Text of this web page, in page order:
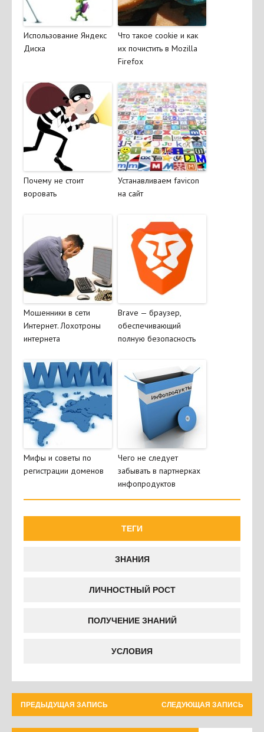
Использование Яндекс
Диска
Что такое cookie и как
их почистить в Mozilla
Firefox
Почему не стоит
воровать
Устанавливаем favicon
на сайт
Мошенники в сети
Интернет. Лохотроны
интернета
Brave — браузер,
обеспечивающий
полную безопасность
Мифы и советы по
регистрации доменов
Чего не следует
забывать в партнерках
инфопродуктов
ТЕГИ
ЗНАНИЯ
ЛИЧНОСТНЫЙ РОСТ
ПОЛУЧЕНИЕ ЗНАНИЙ
УСЛОВИЯ
ПРЕДЫДУЩАЯ ЗАПИСЬ СЛЕДУЮЩАЯ ЗАПИСЬ